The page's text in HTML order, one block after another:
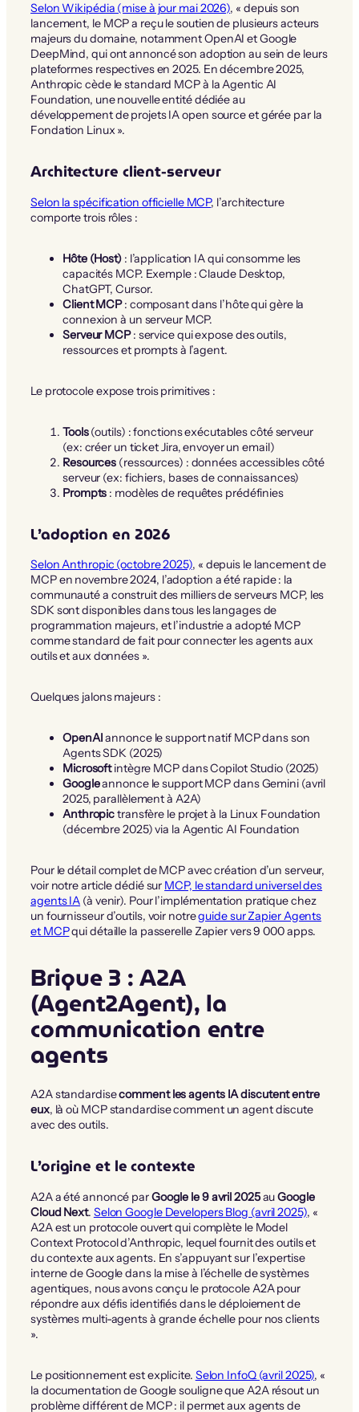
Selon Wikipédia (mise à jour mai 2026), « depuis son
lancement, le MCP a reçu le soutien de plusieurs acteurs
majeurs du domaine, notamment OpenAI et Google
DeepMind, qui ont annoncé son adoption au sein de leurs
plateformes respectives en 2025. En décembre 2025,
Anthropic cède le standard MCP à la Agentic AI
Foundation, une nouvelle entité dédiée au
développement de projets IA open source et gérée par la
Fondation Linux ».
Architecture client-serveur
Selon la spécification officielle MCP, l’architecture
comporte trois rôles :
Hôte (Host): l’application IA qui consomme les
capacités MCP. Exemple : Claude Desktop,
ChatGPT, Cursor.
Client MCP: composant dans l’hôte qui gère la
connexion à un serveur MCP.
Serveur MCP: service qui expose des outils,
ressources et prompts à l’agent.
Le protocole expose trois primitives :
Tools(outils) : fonctions exécutables côté serveur
(ex: créer un ticket Jira, envoyer un email)
Resources (ressources) : données accessibles côté
serveur (ex: fichiers, bases de connaissances)
Prompts : modèles de requêtes prédéfinies
L’adoption en 2026
Selon Anthropic (octobre 2025), « depuis le lancement de
MCP en novembre 2024, l’adoption a été rapide : la
communauté a construit des milliers de serveurs MCP, les
SDK sont disponibles dans tous les langages de
programmation majeurs, et l’industrie a adopté MCP
comme standard de fait pour connecter les agents aux
outils et aux données ».
Quelques jalons majeurs :
OpenAIannonce le support natif MCP dans son
Agents SDK (2025)
Microsoftintègre MCP dans Copilot Studio (2025)
Googleannonce le support MCP dans Gemini (avril
2025, parallèlement à A2A)
Anthropictransfère le projet à la Linux Foundation
(décembre 2025) via la Agentic AI Foundation
Pour le détail complet de MCP avec création d’un serveur,
voir notre article dédié sur MCP, le standard universel des
agents IA (à venir). Pour l’implémentation pratique chez
un fournisseur d’outils, voir notreguide sur Zapier Agents
et MCPqui détaille la passerelle Zapier vers 9 000 apps.
Brique 3 : A2A
(Agent2Agent), la
communication entre
agents
A2A standardisecomment les agents IA discutent entre
eux, là où MCP standardise comment un agent discute
avec des outils.
L’origine et le contexte
A2A a été annoncé parGoogle le 9 avril 2025auGoogle
Cloud Next. Selon Google Developers Blog (avril 2025), «
A2A est un protocole ouvert qui complète le Model
Context Protocol d’Anthropic, lequel fournit des outils et
du contexte aux agents. En s’appuyant sur l’expertise
interne de Google dans la mise à l’échelle de systèmes
agentiques, nous avons conçu le protocole A2A pour
répondre aux défis identifiés dans le déploiement de
systèmes multi-agents à grande échelle pour nos clients
».
Le positionnement est explicite. Selon InfoQ (avril 2025), «
la documentation de Google souligne que A2A résout un
problème différent de MCP : il permet aux agents de